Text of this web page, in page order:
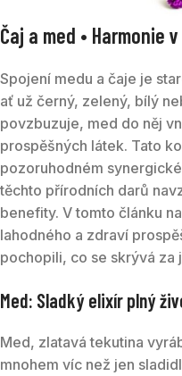
Čaj a med • Harmonie
Spojení medu a čaje je
ať už černý, zelený, bílý
povzbuzuje, med do něj
prospěšných látek. Tato
pozoruhodném
těchto přírodních darů
benefity. V tomto článku
lahodného a zdraví
pochopili, co se skrývá za
Med: Sladký elixír plný
Med, zlatavá tekutina
mnohem víc než jen